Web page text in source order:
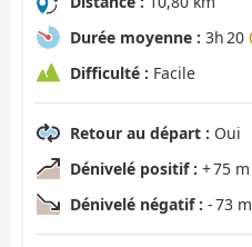
Durée moyenne : 3h 20
Difficulté : Facile
Retour au départ : Oui
Dénivelé positif : + 75 m
Dénivelé négatif : - 73 m